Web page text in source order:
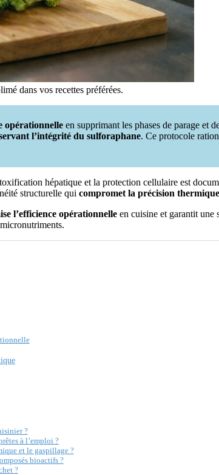
dans vos recettes préférées.
opérationnelle en supprimant les phases de parage et
l’intégrité du sulforaphane. Ce protocole
hépatique et la protection cellulaire est
structurelle qui compromet la précision
l’efficience opérationnelle en cuisine et garantit
?
à l’emploi ?
et le gaspillage ?
bioactifs ?
?